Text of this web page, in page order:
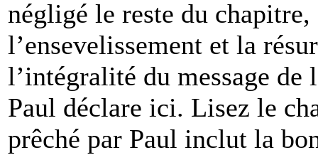
négligé le reste du
l’ensevelissement et la
l’intégralité du message de
Paul déclare ici. Lisez le
prêché par Paul inclut la